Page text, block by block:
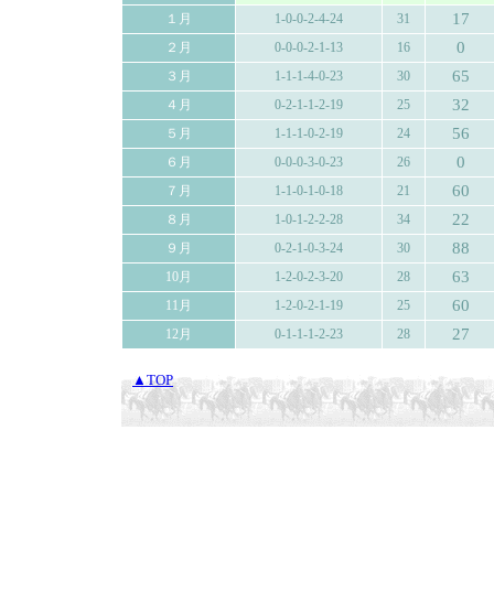
１月 1-0-0-2-4-24 31 17
２月 0-0-0-2-1-13 16 0
３月 1-1-1-4-0-23 30 65
４月 0-2-1-1-2-19 25 32
５月 1-1-1-0-2-19 24 56
６月 0-0-0-3-0-23 26 0
７月 1-1-0-1-0-18 21 60
８月 1-0-1-2-2-28 34 22
９月 0-2-1-0-3-24 30 88
10月 1-2-0-2-3-20 28 63
11月 1-2-0-2-1-19 25 60
12月 0-1-1-1-2-23 28 27
▲TOP